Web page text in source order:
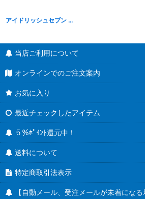
アイドリッシュセブン きらどるキャンディ型ポーチ vol.1
当店ご利用について
オンラインでのご注文案内
お気に入り
最近チェックしたアイテム
５％ﾎﾟｲﾝﾄ還元中！
送料について
特定商取引法表示
【自動メール、受注メールが未着になる